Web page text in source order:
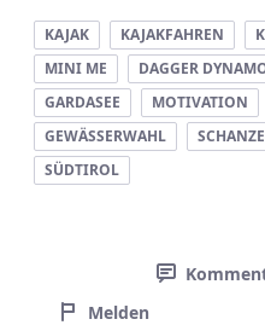
KAJAK KAJAKFAHREN
MINI ME
DAGGER
GARDASEE
MOTIVATION
GEWÄSSERWAHL
SÜDTIROL
Melden